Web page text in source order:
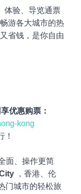
体验、导览通票
游各大城市的热
省钱，是你自由
优惠购票：
kong
！
面、操作更简
，香港、伦
门城市的轻松旅